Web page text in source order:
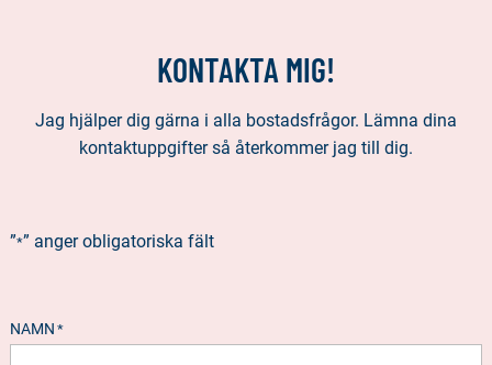
KONTAKTA MIG!
Jag hjälper dig gärna i alla bostadsfrågor. Lämna dina
kontaktuppgifter så återkommer jag till dig.
”*” anger obligatoriska fält
NAMN *